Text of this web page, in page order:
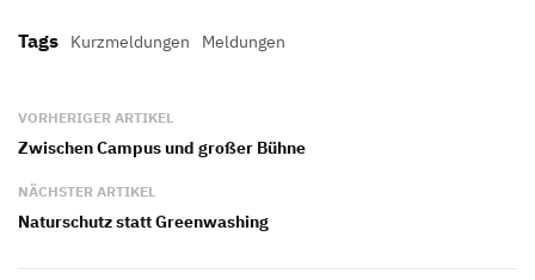
Tags Kurzmeldungen Meldungen
VORHERIGER ARTIKEL
Zwischen Campus und großer Bühne
NÄCHSTER ARTIKEL
Naturschutz statt Greenwashing